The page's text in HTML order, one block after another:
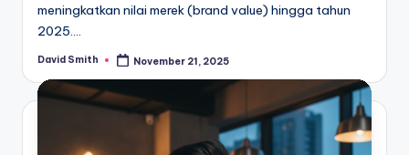
meningkatkan nilai merek (brand value) hingga tahun
2025.…
Posted
David Smith November 21, 2025